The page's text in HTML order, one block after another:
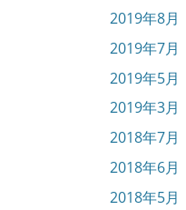
2019年8月
2019年7月
2019年5月
2019年3月
2018年7月
2018年6月
2018年5月